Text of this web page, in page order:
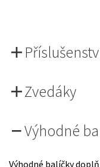
Zvedáky
Výhodné
Výhodné balíčky